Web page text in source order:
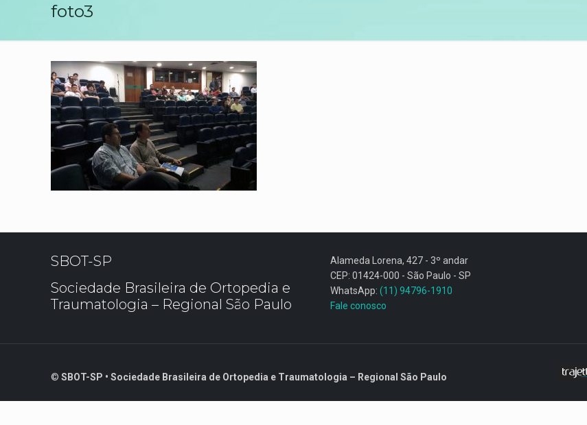
foto3
SBOT-SP
Sociedade Brasileira de Ortopedia e
Traumatologia – Regional São Paulo
Alameda Lorena, 427 - 3º andar
CEP: 01424-000 - São Paulo - SP
WhatsApp: (11) 94796-1910
Fale conosco
©SBOT-SP • Sociedade Brasileira de Ortopedia e Traumatologia – Regional São Paulo